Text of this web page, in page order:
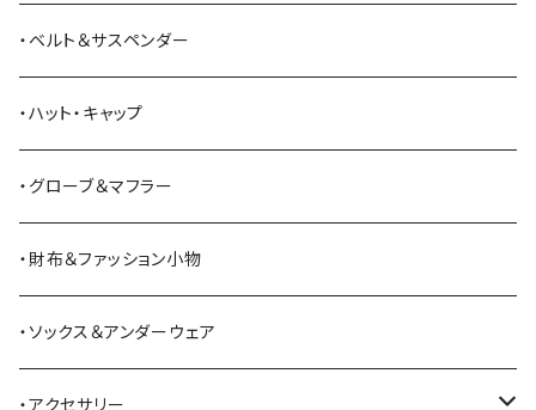
ANDERSON BEAN BOOT CO.
Bass Pro Shops
BATTLE LAKE
Barbour
BAYSIDE
BELSTAFF
スウェットシャツ
カーディガン
パーカー
ミリタリーパンツ
ツナギ
ジャージ・スウェット
ハーフパンツ・ショートパンツ
ベスト
ショルダーバッグ
リュック・バックパック
ボストンバッグ・ダッフルバッグ
ヒップバッグ・ファニーパック
ブリーフケース
ツールバッグ
ブーツ
スニーカー
サンダル
その他シューズ
シュー用品
・ベルト＆サスペンダー
・ハット・キャップ
・グローブ＆マフラー
・財布＆ファッション小物
・ソックス＆アンダーウェア
・アクセサリー